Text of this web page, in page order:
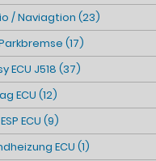
/ Naviagtion (23)
(17)
ECU J518 (37)
ECU (12)
ECU (9)
ECU (1)